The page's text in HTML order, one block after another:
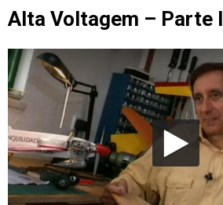
Alta Voltagem – Parte I